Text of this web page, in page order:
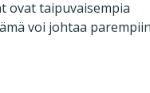
ovat taipuvaisempia
voi johtaa